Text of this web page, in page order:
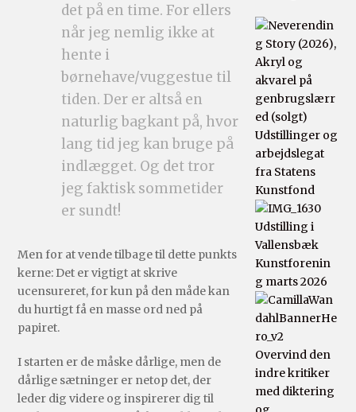
det på en time. For ellers
når jeg nemlig ikke at
hente i
børnehave/vuggestue til
tiden. Der er altså en
naturlig bagkant på, hvor
lang tid jeg kan bruge på
indlægget. Og det tror
jeg faktisk sommetider
er sundt!
Men for at vende tilbage til dette punkts
kerne: Det er vigtigt at skrive
ucensureret, for kun på den måde kan
du hurtigt få en masse ord ned på
papiret.
I starten er de måske dårlige, men de
dårlige sætninger er netop det, der
leder dig videre og inspirerer dig til
Udstillinger og
arbejdslegat
fra Statens
Kunstfond
Udstilling i
Vallensbæk
Kunstforenin
g marts 2026
Overvind den
indre kritiker
med diktering